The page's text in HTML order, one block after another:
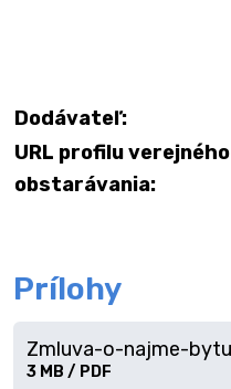
Dodávateľ:
URL profilu verejného
obstarávania:
Prílohy
Zmluva-o-najme-
3 MB / PDF